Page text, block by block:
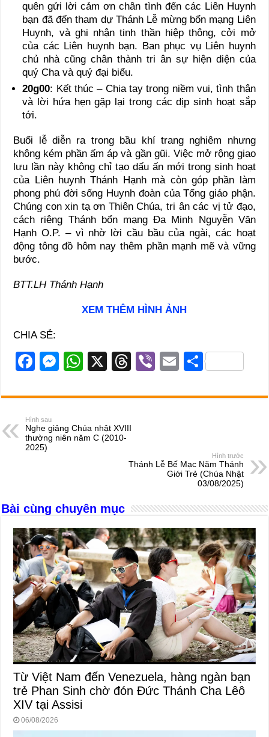
quên gửi lời cảm ơn chân tình đến các Liên Huynh
bạn đã đến tham dự Thánh Lễ mừng bổn mạng Liên
Huynh, và ghi nhận tinh thần hiệp thông, cởi mở
của các Liên huynh bạn. Ban phục vụ Liên huynh
chủ nhà cũng chân thành tri ân sự hiện diện của
quý Cha và quý đại biểu.
20g00: Kết thúc – Chia tay trong niềm vui, tình thân
và lời hứa hẹn gặp lại trong các dịp sinh hoạt sắp
tới.
Buổi lễ diễn ra trong bầu khí trang nghiêm nhưng
không kém phần ấm áp và gần gũi. Việc mở rộng giao
lưu lần này không chỉ tạo dấu ấn mới trong sinh hoạt
của Liên huynh Thánh Hạnh mà còn góp phần làm
phong phú đời sống Huynh đoàn của Tổng giáo phận.
Chúng con xin tạ ơn Thiên Chúa, tri ân các vị tử đạo,
cách riêng Thánh bổn mạng Đa Minh Nguyễn Văn
Hạnh O.P. – vì nhờ lời cầu bầu của ngài, các hoạt
động tông đồ hôm nay thêm phần mạnh mẽ và vững
bước.
BTT.LH Thánh Hạnh
XEM THÊM HÌNH ẢNH
CHIA SẺ:
F
c
e
b
o
M
ss
n
W
at
A
X
T
e
s
Vi
er
E
ail
S
ar
Hình sau
Nghe giảng Chúa nhật XVIII
thường niên năm C (2010-
2025)
Hình trước
Thánh Lễ Bế Mạc Năm Thánh
Giới Trẻ (Chúa Nhật
03/08/2025)
Bài cùng chuyên mục
Từ Việt Nam đến Venezuela, hàng ngàn bạn
trẻ Phan Sinh chờ đón Đức Thánh Cha Lêô
XIV tại Assisi
06/08/2026